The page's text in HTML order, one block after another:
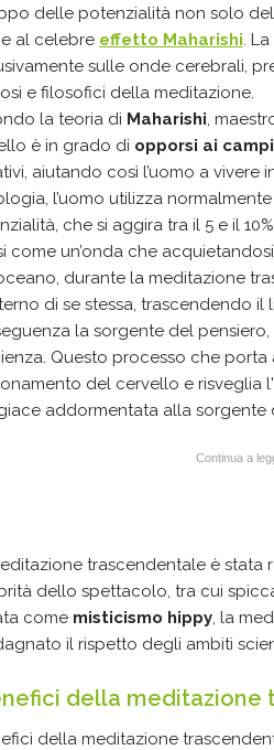
delle potenzialità non solo
al celebre effetto Maharishi.
sulle onde cerebrali,
e filosofici della meditazione.
la teoria di Maharishi,
è in grado di opporsi ai
aiutando così l’uomo a
l’uomo utilizza
che si aggira tra il 5 e il
come un’onda che
durante la meditazione
di se stessa, trascendendo
la sorgente del pensiero,
Questo processo che
del cervello e risveglia
addormentata alla sorgente
Continua a
trascendentale è stata
dello spettacolo, tra cui
come misticismo hippy, la
il rispetto degli ambiti
della meditazione
della meditazione